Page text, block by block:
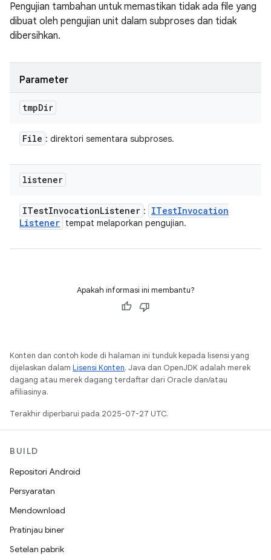
Pengujian tambahan untuk memastikan tidak ada file yang
dibuat oleh pengujian unit dalam subproses dan tidak
dibersihkan.
Parameter
tmpDir
File : direktori sementara subproses.
listener
ITestInvocationListener : ITestInvocation
Listener tempat melaporkan pengujian.
Apakah informasi ini membantu?
Konten dan contoh kode di halaman ini tunduk kepada lisensi yang
dijelaskan dalam Lisensi Konten. Java dan OpenJDK adalah merek
dagang atau merek dagang terdaftar dari Oracle dan/atau
afiliasinya.
Terakhir diperbarui pada 2025-07-27 UTC.
BUILD
Repositori Android
Persyaratan
Mendownload
Pratinjau biner
Setelan pabrik